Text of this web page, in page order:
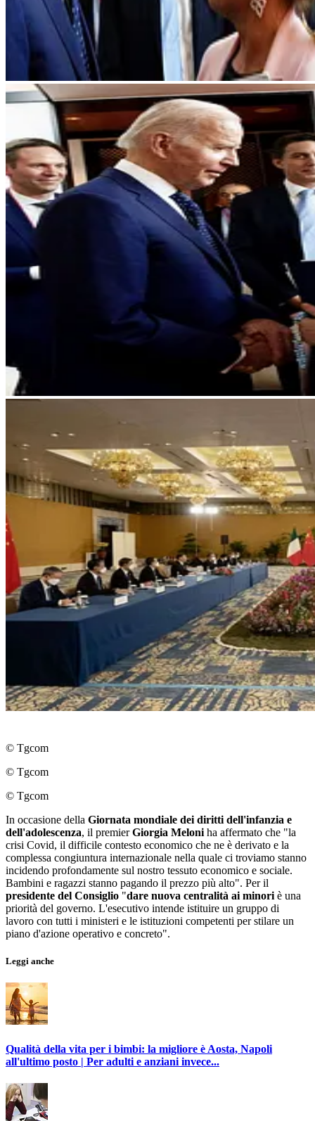
© Tgcom
© Tgcom
© Tgcom
In occasione della Giornata mondiale dei diritti dell'infanzia e
dell'adolescenza, il premierGiorgia Meloni ha affermato che "la
crisi Covid, il difficile contesto economico che ne è derivato e la
complessa congiuntura internazionale nella quale ci troviamo stanno
incidendo profondamente sul nostro tessuto economico e sociale.
Bambini e ragazzi stanno pagando il prezzo più alto". Per il
presidente del Consiglio "dare nuova centralità ai minori è una
priorità del governo. L'esecutivo intende istituire un gruppo di
lavoro con tutti i ministeri e le istituzioni competenti per stilare un
piano d'azione operativo e concreto".
Leggi anche
Qualità della vita per i bimbi: la migliore è Aosta, Napoli
all'ultimo posto | Per adulti e anziani invece...